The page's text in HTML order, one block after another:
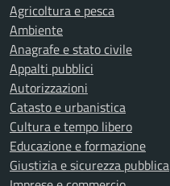
Agricoltura e pesca
Ambiente
Anagrafe e stato civile
Appalti pubblici
Autorizzazioni
Catasto e urbanistica
Cultura e tempo libero
Educazione e formazione
Giustizia e sicurezza pubblica